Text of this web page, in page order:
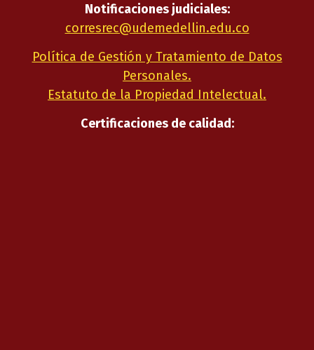
Notificaciones judiciales:
corresrec@udemedellin.edu.co
Política de Gestión y Tratamiento de Datos
Personales.
Estatuto de la Propiedad Intelectual.
Certificaciones de calidad: